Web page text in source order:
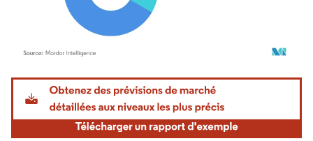
Image © Mordor Intelligence. La réutilisation nécessite une attribution sous CC BY